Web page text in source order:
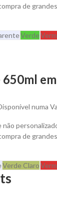
de
Verde
650ml
numa
não
de
Verde Claro